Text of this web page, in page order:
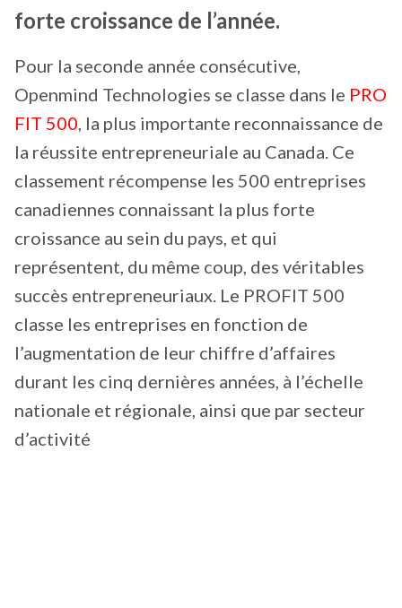
forte croissance de l’année.
Pour la seconde année consécutive,
Openmind Technologies se classe dans le PRO
FIT 500 , la plus importante reconnaissance de
la réussite entrepreneuriale au Canada. Ce
classement récompense les 500 entreprises
canadiennes connaissant la plus forte
croissance au sein du pays, et qui
représentent, du même coup, des véritables
succès entrepreneuriaux. Le PROFIT 500
classe les entreprises en fonction de
l’augmentation de leur chiffre d’affaires
durant les cinq dernières années, à l’échelle
nationale et régionale, ainsi que par secteur
d’activité